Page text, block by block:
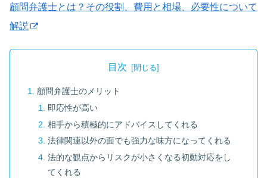
顧問弁護士とは？その役割、費用と相場、必要性について
解説
目次
顧問弁護士のメリット
即応性が高い
相手から積極的にアドバイスしてくれる
法律関連以外の面でも強力な味方になってくれる
法的な観点からリスクが小さくなる初動対応をし
てくれる